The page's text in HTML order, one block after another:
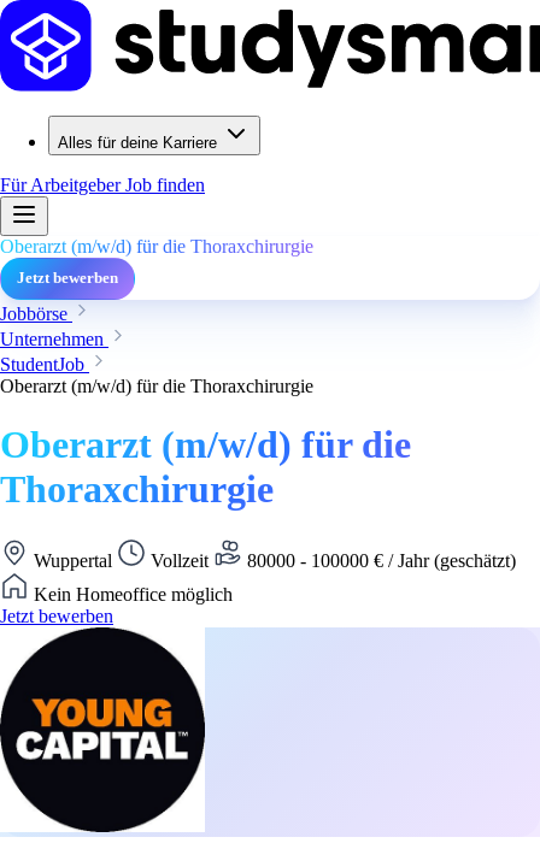
Alles für deine Karriere
Für ArbeitgeberJob finden
Oberarzt (m/w/d) für die Thoraxchirurgie
Jetzt bewerben
Jobbörse
Unternehmen
StudentJob
Oberarzt (m/w/d) für die Thoraxchirurgie
Oberarzt (m/w/d) für die
Thoraxchirurgie
Wuppertal Vollzeit
80000 - 100000 € / Jahr (geschätzt)
Kein Homeoffice möglich
Jetzt bewerben